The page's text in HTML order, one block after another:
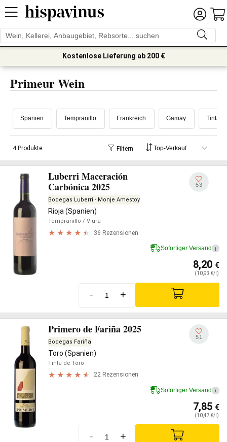
Kostenlose Lieferung ab 200 €
Primeur Wein
Spanien Tempranillo Frankreich Gamay Tinta
4 Produkte Filtern
Luberri Maceración
Carbónica 2025
Bodegas Luberri - Monje Amestoy
Rioja (Spanien)
Tempranillo / Viura
36 Rezensionen
53
Sofortiger Versand i
8,20 €
(10,93 €/l)
- +
Primero de Fariña 2025
Bodegas Fariña
Toro (Spanien)
Tinta de Toro
22 Rezensionen
51
Sofortiger Versand i
7,85 €
(10,47 €/l)
- +